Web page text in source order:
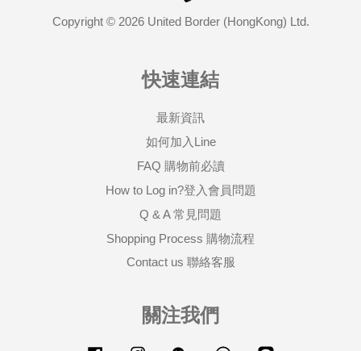
Copyright © 2026 United Border (HongKong) Ltd.
快速連結
最新資訊
如何加入Line
FAQ 購物前必讀
How to Log in?登入會員問題
Q & A 常見問題
Shopping Process 購物流程
Contact us 聯絡客服
關注我們